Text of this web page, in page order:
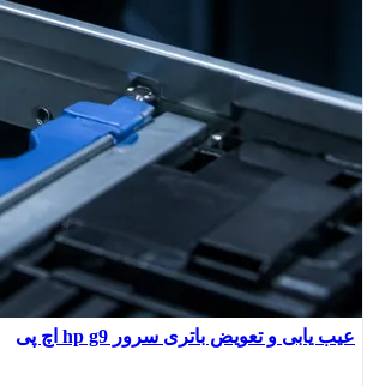
عیب یابی و تعویض باتری سرور hp g9 اچ پی